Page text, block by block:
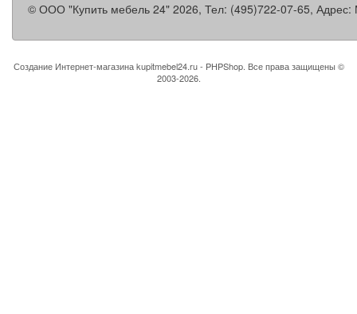
© ООО "Купить мебель 24" 2026, Тел: (495)722-07-65, Адрес:
Создание Интернет-магазинаkupitmebel24.ru - PHPShop. Все права защищены ©
2003-2026.